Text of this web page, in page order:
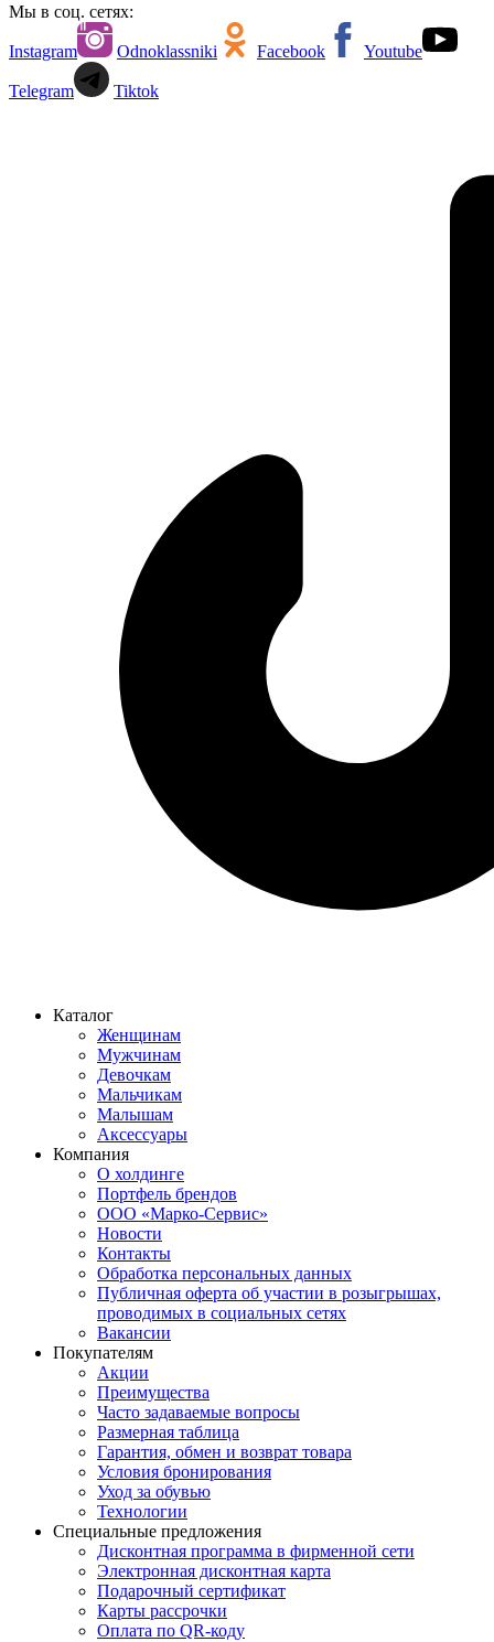
Мы в соц. сетях:
Instagram Odnoklassniki Facebook Youtube
Telegram Tiktok
Каталог
Женщинам
Мужчинам
Девочкам
Мальчикам
Малышам
Аксессуары
Компания
О холдинге
Портфель брендов
ООО «Марко-Сервис»
Новости
Контакты
Обработка персональных данных
Публичная оферта об участии в розыгрышах,
проводимых в социальных сетях
Вакансии
Покупателям
Акции
Преимущества
Часто задаваемые вопросы
Размерная таблица
Гарантия, обмен и возврат товара
Условия бронирования
Уход за обувью
Технологии
Специальные предложения
Дисконтная программа в фирменной сети
Электронная дисконтная карта
Подарочный сертификат
Карты рассрочки
Оплата по QR-коду